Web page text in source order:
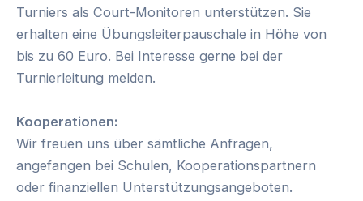
Turniers als Court-Monitoren unterstützen. Sie
erhalten eine Übungsleiterpauschale in Höhe von
bis zu 60 Euro. Bei Interesse gerne bei der
Turnierleitung melden.
Kooperationen:
Wir freuen uns über sämtliche Anfragen,
angefangen bei Schulen, Kooperationspartnern
oder finanziellen Unterstützungsangeboten.